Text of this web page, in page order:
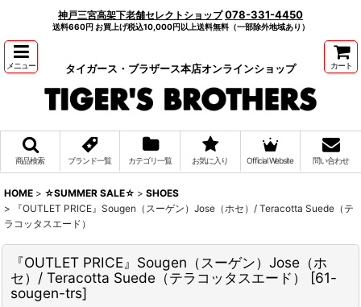
神戸三宮高架下老舗セレクトショップ 078-331-4450
送料660円 お買上げ税込10,000円以上送料無料（一部除外地域あり）
メニュー タイガース・ブラザース本店オンラインショップ カート
商品検索 ブランド一覧 カテゴリ一覧 お気に入り Official Website 問い合わせ
HOME > ☆SUMMER SALE☆ > SHOES
>
『OUTLET PRICE』Sougen（スーゲン）Jose（ホセ）/ Teracotta Suede（テ
ラコッタスエード）
『OUTLET PRICE』Sougen（スーゲン）Jose（ホ
セ）/ Teracotta Suede（テラコッタスエード）
[61-
sougen-trs]